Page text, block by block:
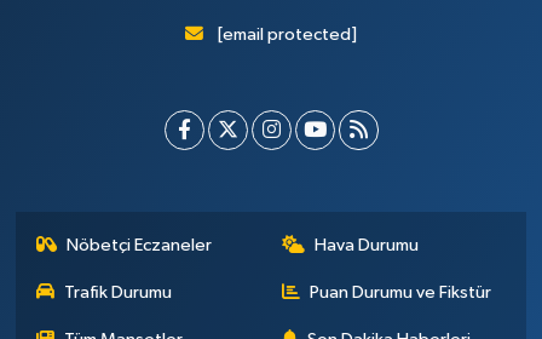
[email protected]
Nöbetçi Eczaneler Hava Durumu
Trafik Durumu Puan Durumu ve Fikstür